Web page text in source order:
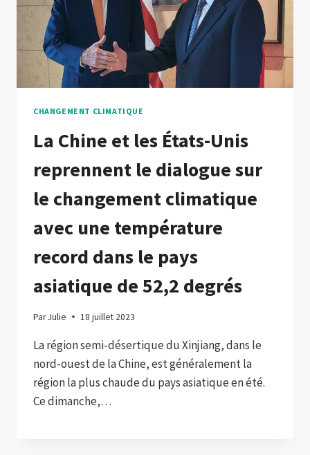
CHANGEMENT CLIMATIQUE
La Chine et les États-Unis
reprennent le dialogue sur
le changement climatique
avec une température
record dans le pays
asiatique de 52,2 degrés
ParJulie 18 juillet 2023
La région semi-désertique du Xinjiang, dans le
nord-ouest de la Chine, est généralement la
région la plus chaude du pays asiatique en été.
Ce dimanche,…